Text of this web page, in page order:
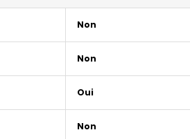
Non
Non
Oui
Non